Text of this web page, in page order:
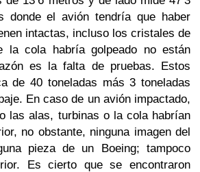
donde el avión tendría que haber
intactas, incluso los cristales de
la cola habría golpeado no están
es la falta de pruebas. Estos
de 40 toneladas más 3 toneladas
En caso de un avión impactado,
las alas, turbinas o la cola habrían
no obstante, ninguna imagen del
pieza de un Boeing; tampoco
Es cierto que se encontraron